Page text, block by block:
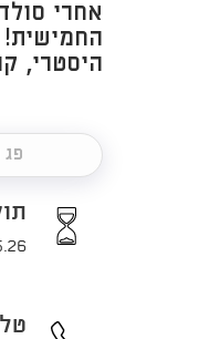
אחרי
היסטרי,
פג
20:00